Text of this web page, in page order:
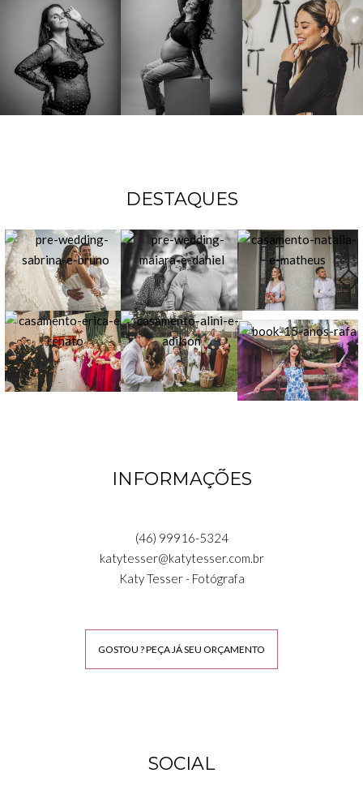
DESTAQUES
INFORMAÇÕES
(46) 99916-5324
katytesser@katytesser.com.br
Katy Tesser - Fotógrafa
GOSTOU ? PEÇA JÁ SEU ORÇAMENTO
SOCIAL